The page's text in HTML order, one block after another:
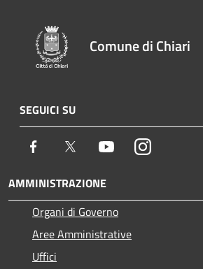
Comune di Chiari
SEGUICI SU
Facebook Twitter YoutubeInstagram
AMMINISTRAZIONE
Organi di Governo
Aree Amministrative
Uffici